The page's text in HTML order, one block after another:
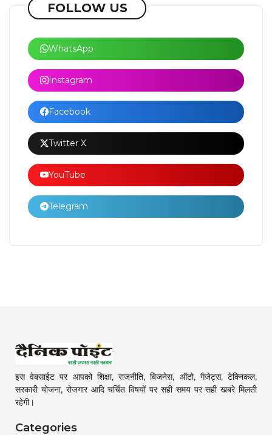
FOLLOW US
WhatsApp
Instagram
Facebook
Twitter X
YouTube
Telegram
इस वेबसाईट पर आपको शिक्षा, राजनीति, बिजनेस, ऑटो, गैजेट्स, टेक्निकल,
सरकारी योजना, रोजगार आदि चर्चित विषयों पर सही समय पर सही खबरे मिलती
रहेगी।
Categories